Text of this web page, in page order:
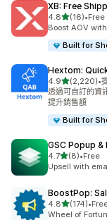
XB: Free
4.8滿分 5 顆星
(16)
共有 16 則評價
•Free
Boost AOV
Built for
Hextom:
4.9滿分 5 顆星
(2,220)
共有 2220 則評
•
透過可自訂的資
提升銷售額
Built for
GSC Popup &
4.7滿分 5 顆星
(8)
共有 8 則評價
•Free
Upsell with
BoostPop:
4.8滿分 5 顆星
(174)
共有 174 則評價
•
Wheel of